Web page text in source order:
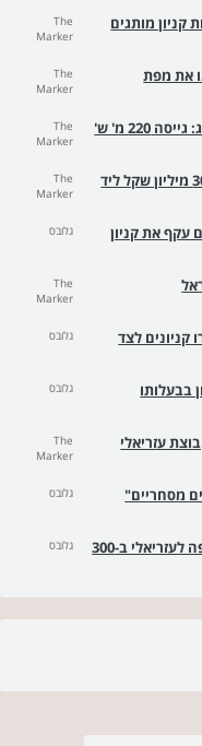
קניון מותגים
The
Marker
את מפת
The
Marker
הנפקה מוצלחת לחברת הנדל"ן ביג: גייסה 220 מ' ש'
The
Marker
סופר פארם תקים מרכז לוגיסטי ב-30 מיליון שקל ליד
The
Marker
עקף את קניון
גלובס
The
Marker
קניונים לצד
גלובס
בבעלותו
גלובס
עזריאלי
The
Marker
מסחריים" גלובס
דלק נדל"ן במו"מ למכירת קניון חיפה לעזריאלי ב-300
גלובס